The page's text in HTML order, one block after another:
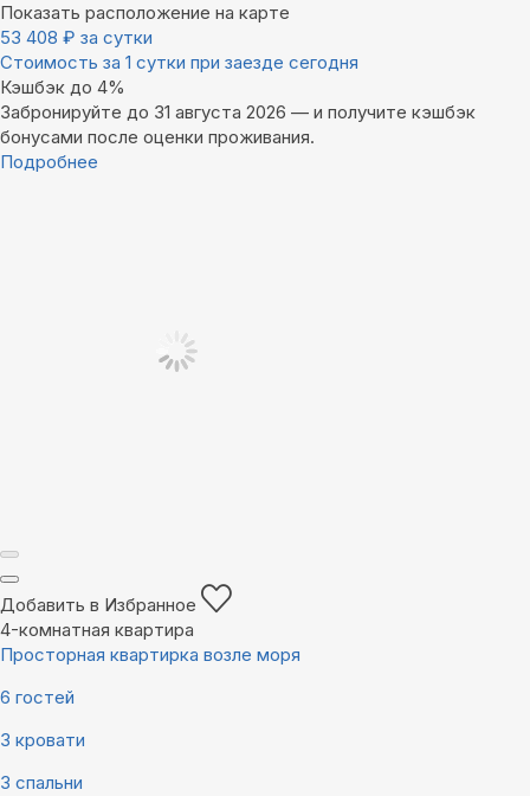
Показать расположение на карте
53 408 ₽ за сутки
Стоимость за 1 сутки при заезде сегодня
Кэшбэк до 4%
Забронируйте до 31 августа 2026 — и получите кэшбэк
бонусами после оценки проживания.
Подробнее
Добавить в Избранное
4-комнатная квартира
Просторная квартирка возле моря
6 гостей
3 кровати
3 спальни